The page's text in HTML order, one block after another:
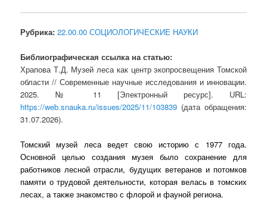
Рубрика: 22.00.00 СОЦИОЛОГИЧЕСКИЕ НАУКИ
Библиографическая ссылка на статью:
Храпова Т.Д. Музей леса как центр экопросвещения Томской
области // Современные научные исследования и инновации.
2025. № 11 [Электронный ресурс]. URL:
https://web.snauka.ru/issues/2025/11/103839 (дата обращения:
31.07.2026).
Томский музей леса ведет свою историю с 1977 года.
Основной целью создания музея было сохранение для
работников лесной отрасли, будущих ветеранов и потомков
памяти о трудовой деятельности, которая велась в томских
лесах, а также знакомство с флорой и фауной региона.